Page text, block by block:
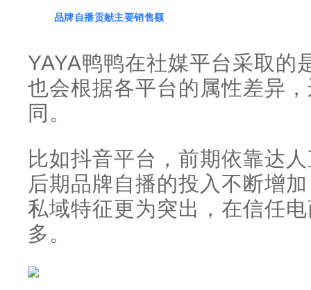
品牌自播贡献主要销售额
YAYA鸭鸭在社媒平台采取的
也会根据各平台的属性差异
同。
比如抖音平台，前期依靠达
后期品牌自播的投入不断增
私域特征更为突出，在信任
多。